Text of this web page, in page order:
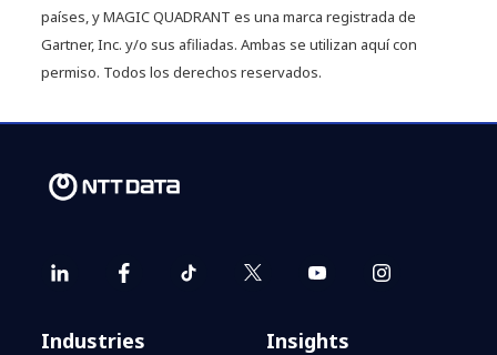
países, y MAGIC QUADRANT es una marca registrada de
Gartner, Inc. y/o sus afiliadas. Ambas se utilizan aquí con
permiso. Todos los derechos reservados.
Industries
Insights